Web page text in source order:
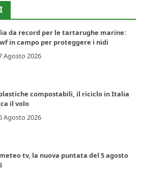
da record per le tartarughe marine:
in campo per proteggere i nidi
Agosto 2026
compostabili, il riciclo in Italia
il volo
Agosto 2026
tv, la nuova puntata del 5 agosto